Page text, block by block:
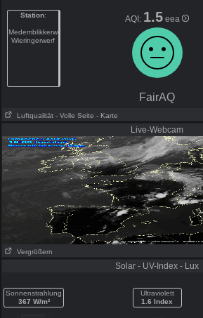
Station:
Medemblikkerweg
Wieringerwerf
AQI: 1.5 eea
FairAQ
Luftqualität - Volle Seite - Karte
Live-Webcam
Vergrößern
Solar - UV-Index - Lux
Sonnenstrahlung
367 W/m²
Ultraviolett
1.6 Index